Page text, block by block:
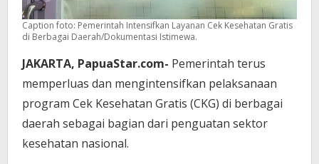
Caption foto: Pemerintah Intensifkan Layanan Cek Kesehatan Gratis
di Berbagai Daerah/Dokumentasi Istimewa.
JAKARTA, PapuaStar.com- Pemerintah terus
memperluas dan mengintensifkan pelaksanaan
program Cek Kesehatan Gratis (CKG) di berbagai
daerah sebagai bagian dari penguatan sektor
kesehatan nasional.